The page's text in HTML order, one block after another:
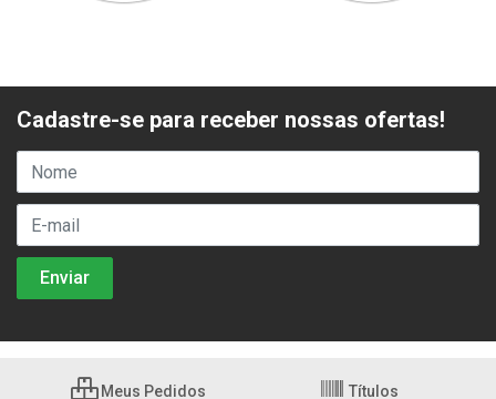
Cadastre-se para receber nossas ofertas!
Meus Pedidos Títulos